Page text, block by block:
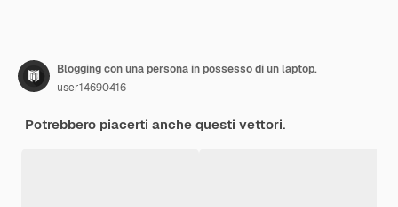
Blogging con una persona in possesso di un laptop.
user14690416
Potrebbero piacerti anche questi vettori.